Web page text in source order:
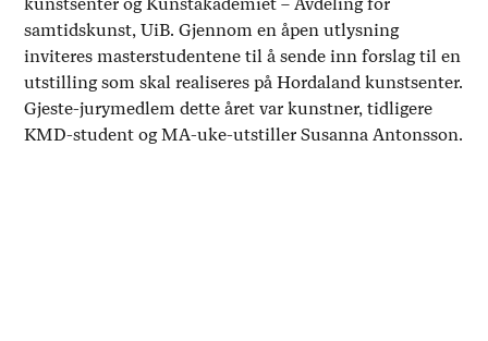
samtidskunst, UiB. Gjennom en åpen utlysning
inviteres masterstudentene til å sende inn forslag til en
utstilling som skal realiseres på Hordaland kunstsenter.
Gjeste-jurymedlem dette året var kunstner, tidligere
KMD-student og MA-uke-utstiller Susanna Antonsson.